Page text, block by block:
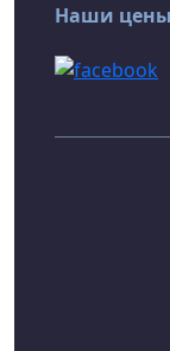
Наши цены